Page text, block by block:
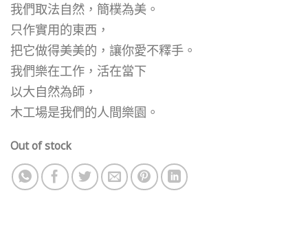
我們取法自然，簡樸為美。
只作實用的東西，
把它做得美美的，讓你愛不釋手。
我們樂在工作，活在當下
以大自然為師，
木工場是我們的人間樂園。
Out of stock